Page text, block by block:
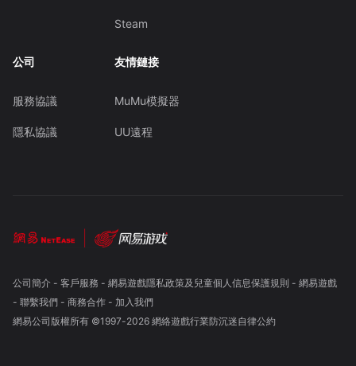
Steam
公司
服務協議
隱私協議
友情鏈接
MuMu模擬器
UU遠程
公司簡介- 客戶服務 - 網易遊戲隱私政策及兒童個人信息保護規則 - 網易遊戲
- 聯繫我們- 商務合作- 加入我們
網易公司版權所有 ©1997-2026 網絡遊戲行業防沉迷自律公約